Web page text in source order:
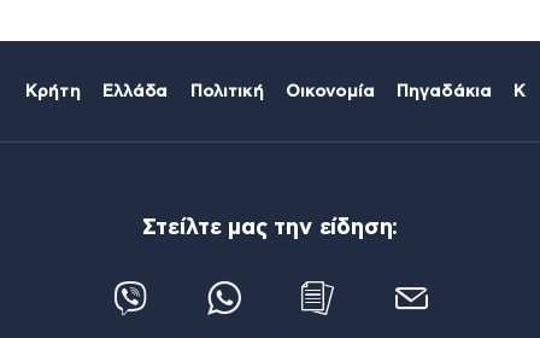
Κρήτη Ελλάδα Πολιτική Οικονομία Πηγαδάκια
Στείλτε μας την είδηση: